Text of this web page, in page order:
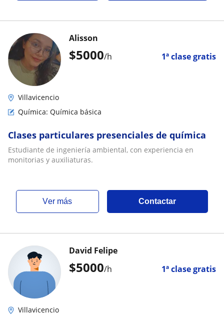
$5000/h 1ª clase gratis
Alisson
Villavicencio
Química: Química básica
Clases particulares presenciales de química
Estudiante de ingeniería ambiental, con experiencia en
monitorias y auxiliaturas.
ver más Contactar
$5000/h 1ª clase gratis
David Felipe
Villavicencio